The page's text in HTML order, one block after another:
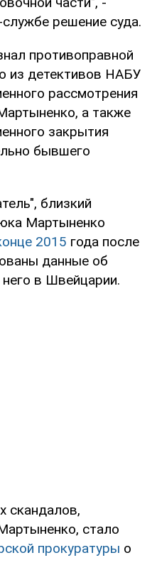
решение суда.
противоправной
из детективов НАБУ
рассмотрения
а также
закрытия
бывшего
близкий
Мартыненко
2015 года после
данные об
в Швейцарии.
скандалов,
стало
прокуратуры о